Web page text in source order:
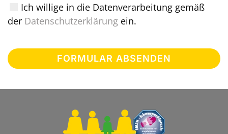
Ich willige in die Datenverarbeitung gemäß
der Datenschutzerklärung ein.
FORMULAR ABSENDEN